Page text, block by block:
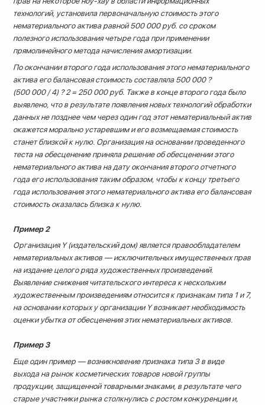
технологий, установила первоначальную стоимость этого
нематериального актива равной 500 000 руб. со сроком
полезного использования четыре года при применении
прямолинейного метода начисления амортизации.
По окончании второго года использования этого нематериального
актива его балансовая стоимость составляла 500 000 ?
(500 000 / 4) ? 2 = 250 000 руб. Также в конце второго года было
выявлено, что в результате появления новых технологий обработки
данных не позднее чем через один год этот нематериальный актив
окажется морально устаревшим и его возмещаемая стоимость
станет близкой к нулю. Организация на основании проведенного
теста на обесценение приняла решение об обесценении этого
нематериального актива на дату окончания второго отчетного
года его использования таким образом, чтобы к концу третьего
года использования этого нематериального актива его балансовая
стоимость оказалась близка к нулю.
Пример 2
Организация Y (издательский дом) является правообладателем
нематериальных активов — исключительных имущественных прав
на издание целого ряда художественных произведений.
Выявление снижения читательского интереса к нескольким
художественным произведениям относится к признакам типа 1 и 7,
на основании которых у организации Y возникает необходимость
оценки убытка от обесценения этих нематериальных активов.
Пример 3
Еще один пример — возникновение признака типа 3 в виде
выхода на рынок косметических товаров новой группы
продукции, защищенной товарными знаками, в результате чего
старые участники рынка столкнулись с ростом конкуренции и,